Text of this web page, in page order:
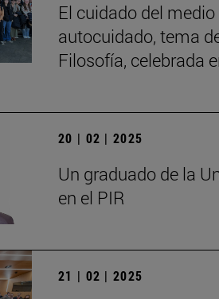
El cuidado del
autocuidado, tema
Filosofía, celebrada
20 | 02 | 2025
Un graduado de la
en el PIR
21 | 02 | 2025